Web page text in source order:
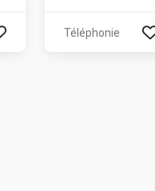
Téléphonie